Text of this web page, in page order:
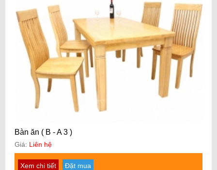
Bàn ăn ( B - A 3 )
Giá: Liên hệ
Xem chi tiết Đặt mua